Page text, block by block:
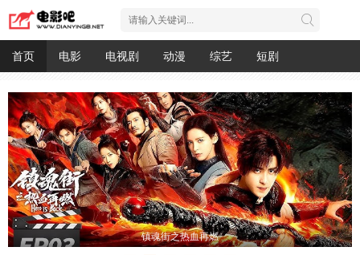
首页 电影 电视剧 动漫 综艺 短剧
死侍与金刚狼